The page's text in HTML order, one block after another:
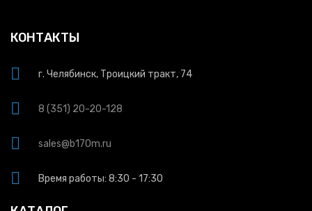
КОНТАКТЫ
г. Челябинск, Троицкий тракт, 74
8 (351) 20-20-128
sales@b170m.ru
Время работы: 8:30 - 17:30